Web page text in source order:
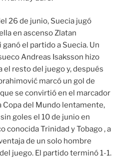
26 de junio, Suecia jugó
en ascenso Zlatan
el partido a Suecia. Un
Andreas Isaksson hizo
el resto del juego y, después
marcó un gol de
se convirtió en el marcador
Copa del Mundo lentamente,
goles el 10 de junio en
conocida Trinidad y Tobago , a
de un solo hombre
juego. El partido terminó 1-1.